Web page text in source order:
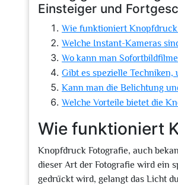
Einsteiger und
Wie funktioniert Knopfdruck
Welche Instant-Kameras
Wo kann man
Gibt es spezielle
Kann man die Belichtung
Welche Vorteile bietet die
Wie funktioniert
Knopfdruck Fotografie, auch
dieser Art der Fotografie wird ein
gedrückt wird, gelangt das Licht